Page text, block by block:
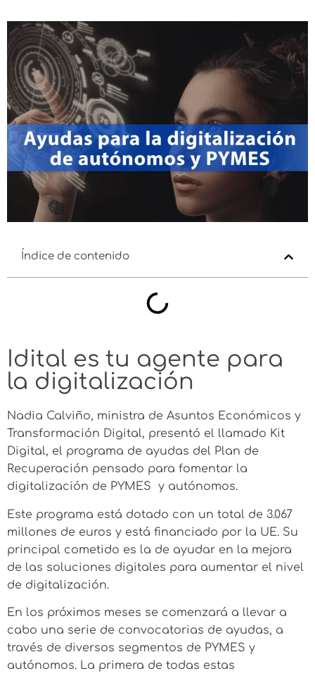
Índice de contenido
Idital es tu agente para
la digitalización
Nadia Calviño, ministra de Asuntos Económicos y
Transformación Digital, presentó el llamado Kit
Digital, el programa de ayudas del Plan de
Recuperación pensado para fomentar la
digitalización de PYMES y autónomos.
Este programa está dotado con un total de 3.067
millones de euros y está financiado por la UE. Su
principal cometido es la de ayudar en la mejora
de las soluciones digitales para aumentar el nivel
de digitalización.
En los próximos meses se comenzará a llevar a
cabo una serie de convocatorias de ayudas, a
través de diversos segmentos de PYMES y
autónomos. La primera de todas estas